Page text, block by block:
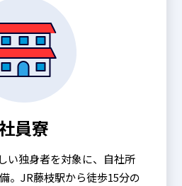
員寮
い独身者を対象に、自社所
。JR藤枝駅から徒歩15分の